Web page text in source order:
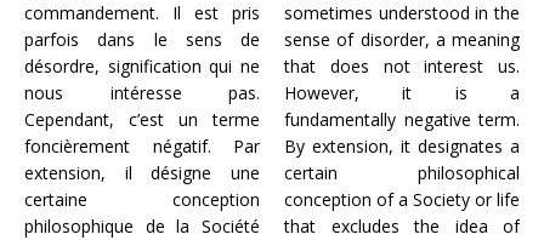
commandement. Il est pris
parfois dans le sens de
désordre, signification qui ne
nous intéresse pas.
Cependant, c’est un terme
foncièrement négatif. Par
extension, il désigne une
certaine conception
philosophique de la Société
sometimes understood in the
sense of disorder, a meaning
that does not interest us.
However, it is a
fundamentally negative term.
By extension, it designates a
certain philosophical
conception of a Society or life
that excludes the idea of